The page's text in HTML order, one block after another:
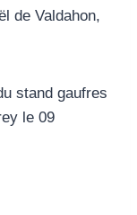
de Valdahon,
stand gaufres
le 09